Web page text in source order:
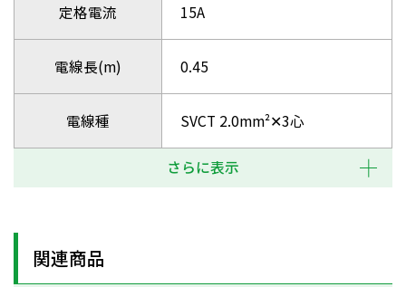
定格電流 15A
電線長(m) 0.45
電線種 SVCT 2.0mm²✕3心
さらに表示
関連商品